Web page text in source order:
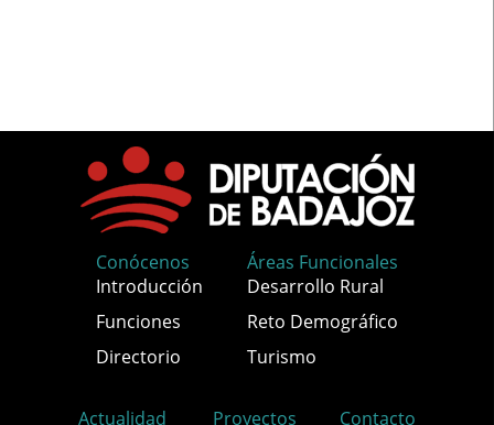
Conócenos
Introducción
Funciones
Directorio
Áreas Funcionales
Desarrollo Rural
Reto Demográfico
Turismo
Actualidad Proyectos Contacto